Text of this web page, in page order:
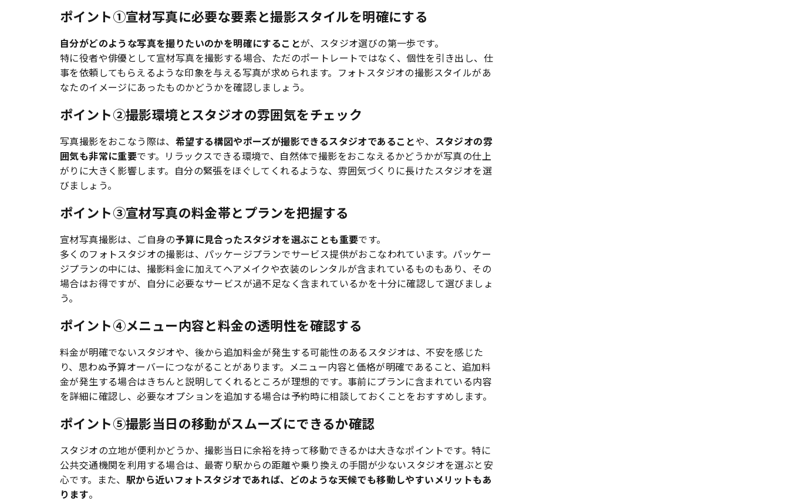
ポイント①宣材写真に必要な要素と撮影スタイルを明確にする
自分がどのような写真を撮りたいのかを明確にすることが、スタジオ選びの第一歩です。
特に役者や俳優として宣材写真を撮影する場合、ただのポートレートではなく、個性を引き出し、仕
事を依頼してもらえるような印象を与える写真が求められます。フォトスタジオの撮影スタイルがあ
なたのイメージにあったものかどうかを確認しましょう。
ポイント②撮影環境とスタジオの雰囲気をチェック
写真撮影をおこなう際は、 希望する構図やポーズが撮影できるスタジオであること や、
スタジオの雰
囲気も非常に重要です。リラックスできる環境で、自然体で撮影をおこなえるかどうかが写真の仕上
がりに大きく影響します。自分の緊張をほぐしてくれるような、雰囲気づくりに長けたスタジオを選
びましょう。
ポイント③宣材写真の料金帯とプランを把握する
宣材写真撮影は、ご自身の予算に見合ったスタジオを選ぶことも重要です。
多くのフォトスタジオの撮影は、パッケージプランでサービス提供がおこなわれています。パッケー
ジプランの中には、撮影料金に加えてヘアメイクや衣装のレンタルが含まれているものもあり、その
場合はお得ですが、自分に必要なサービスが過不足なく含まれているかを十分に確認して選びましょ
う。
ポイント④メニュー内容と料金の透明性を確認する
料金が明確でないスタジオや、後から追加料金が発生する可能性のあるスタジオは、不安を感じた
り、思わぬ予算オーバーにつながることがあります。メニュー内容と価格が明確であること、追加料
金が発生する場合はきちんと説明してくれるところが理想的です。 事前にプランに含まれている内容
を詳細に確認し、必要なオプションを追加する場合は予約時に相談しておくことをおすすめします。
ポイント⑤撮影当日の移動がスムーズにできるか確認
スタジオの立地が便利かどうか、撮影当日に余裕を持って移動できるかは大きなポイントです。特に
公共交通機関を利用する場合は、最寄り駅からの距離や乗り換えの手間が少ないスタジオを選ぶと安
心です。また、 駅から近いフォトスタジオであれば、どのような天候でも移動しやすいメリットもあ
ります。